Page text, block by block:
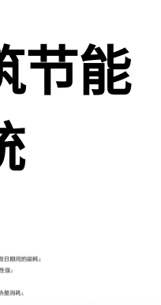
节能